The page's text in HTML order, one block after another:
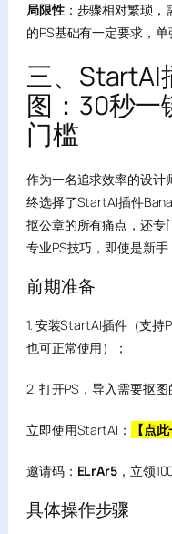
局限性：步骤相对繁琐，
的PS基础有一定要求，
三、StartAI
图：30秒一
门槛
作为一名追求效率的设计
终选择了StartAI插件
抠公章的所有痛点，还专
专业PS技巧，即使是新手
前期准备
1. 安装StartAI插件（支持
也可正常使用）；
2. 打开PS，导入需要抠图
立即使用StartAI： 【点
邀请码： ELrAr5，立领
具体操作步骤